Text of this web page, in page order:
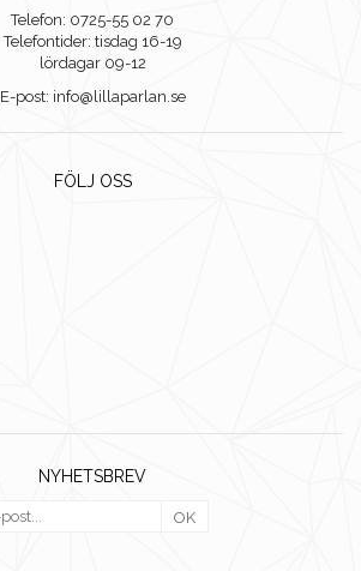
Telefon: 0725-55 02 70
Telefontider: tisdag 16-19
lördagar 09-12
E-post: info@lillaparlan.se
FÖLJ OSS
NYHETSBREV
OK